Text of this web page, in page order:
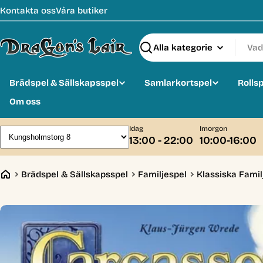
Hoppa
till
Kontakta ossVåra butiker
Sök
Brädspel & Sällskapsspel Samlarkortspel
Om oss
Idag
13:00 - 22:00
Imorgon
10:00-16:00
Brädspel & Sällskapsspel Familjespel Klassiska